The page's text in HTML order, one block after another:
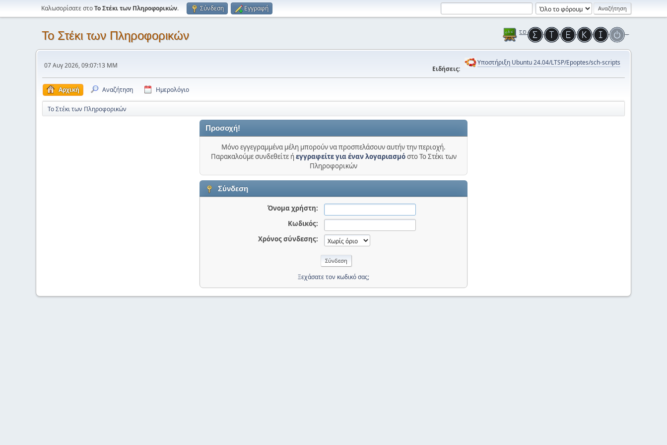
Καλωσορίσατε στοΤο Στέκι των Πληροφορικών. Σύνδεση Εγγραφή
Το Στέκι των Πληροφορικών
07 Αυγ 2026, 09:07:13 ΜΜ Ειδήσεις:
Υποστήριξη Ubuntu 24.04/LTSP/Epoptes/sch-scripts
Αρχική Αναζήτηση Ημερολόγιο
Το Στέκι των Πληροφορικών
Προσοχή!
Μόνο εγγεγραμμένα μέλη μπορούν να προσπελάσουν αυτήν την περιοχή.
Παρακαλούμε συνδεθείτε ήεγγραφείτε για έναν λογαριασμόστο Το Στέκι των
Πληροφορικών
Σύνδεση
Όνομα χρήστη:
Κωδικός:
Χρόνος σύνδεσης:
Ξεχάσατε τον κωδικό σας;